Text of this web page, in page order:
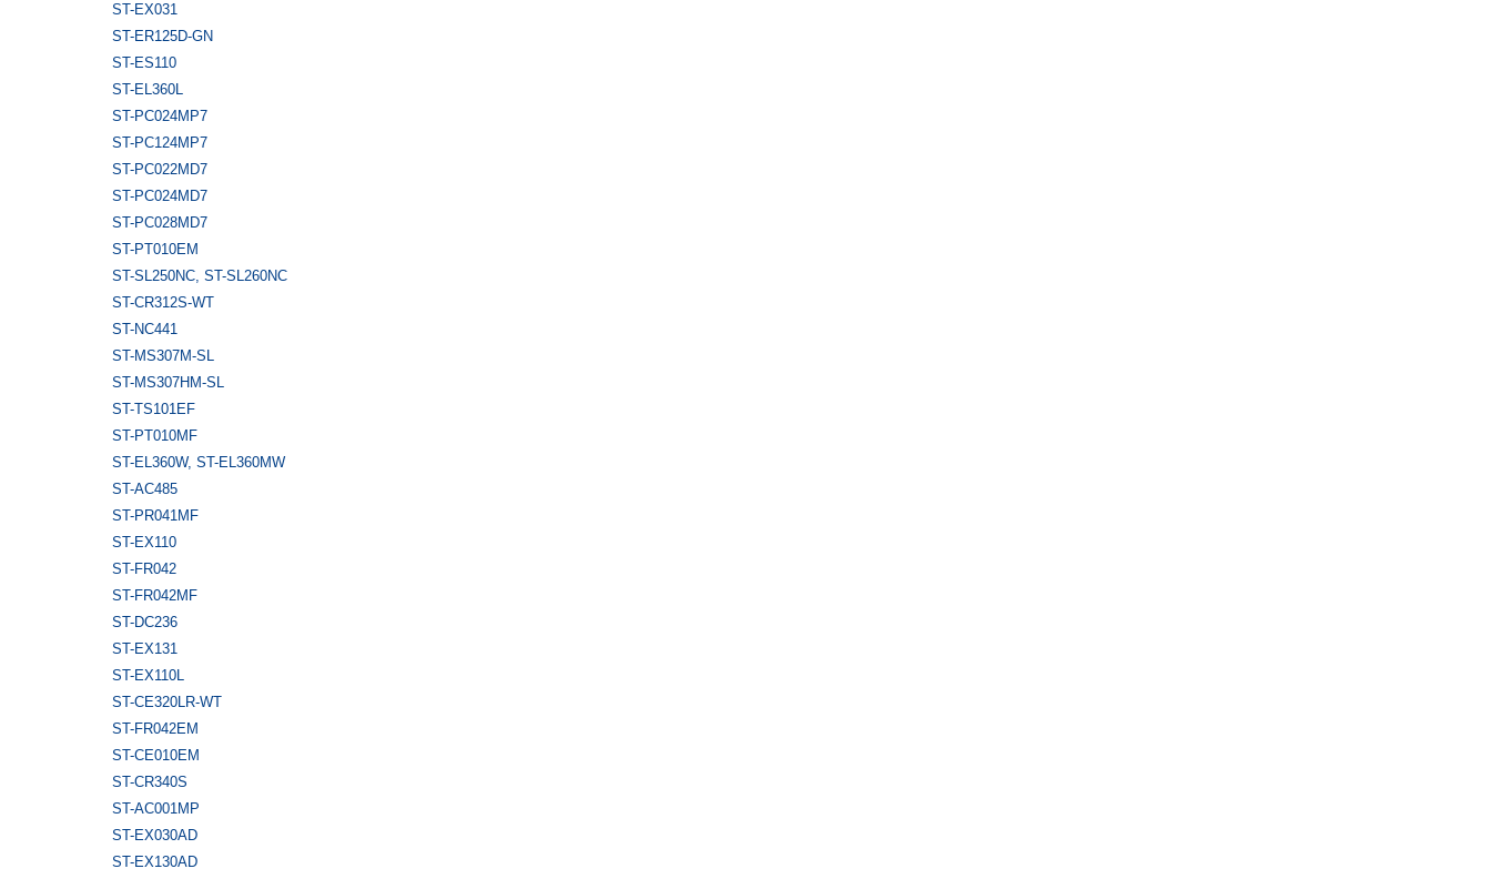
ST-EX031
ST-ER125D-GN
ST-ES110
ST-EL360L
ST-PC024MP7
ST-PC124MP7
ST-PC022MD7
ST-PC024MD7
ST-PC028MD7
ST-PT010EM
ST-SL250NC, ST-SL260NС
ST-CR312S-WT
ST-NC441
ST-MS307M-SL
ST-MS307HM-SL
ST-TS101EF
ST-PT010MF
ST-EL360W, ST-EL360MW
ST-AC485
ST-PR041MF
ST-EX110
ST-FR042
ST-FR042MF
ST-DC236
ST-EX131
ST-EX110L
ST-CE320LR-WT
ST-FR042EM
ST-CE010EM
ST-CR340S
ST-AC001MP
ST-EX030AD
ST-EX130AD